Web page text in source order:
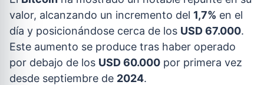
valor, alcanzando un incremento del 1,7% en el
día y posicionándose cerca de los USD 67.000.
Este aumento se produce tras haber operado
por debajo de los USD 60.000 por primera vez
desde septiembre de 2024.